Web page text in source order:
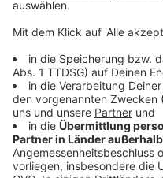
Russland
Schweiz
Dänemark
Slowakei